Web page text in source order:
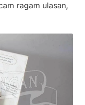
ragam ulasan,